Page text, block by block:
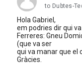
to Dubtes-
Hola Gabriel,
em podries dir qui
Ferreres: Gneu
(que va ser
qui va manar que el
Gràcies.